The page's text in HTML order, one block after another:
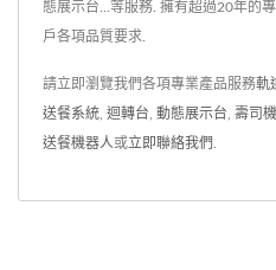
態展示台...等服務. 擁有超過20年的
戶各項品質要求.
請立即瀏覽我們各項專業產品服務軌
送餐系統 迴轉台 動態展示台 壽司機
送餐機器人或立即聯絡我們